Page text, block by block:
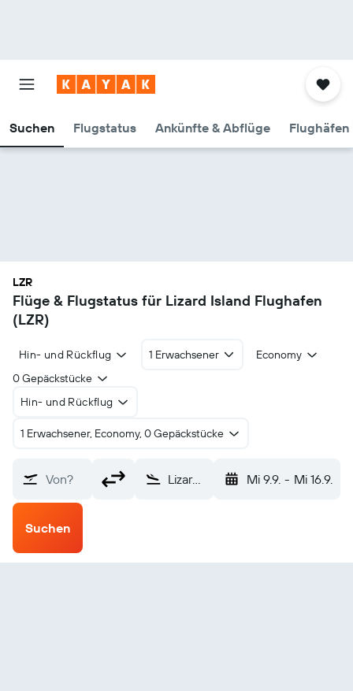
Suchen Flugstatus Ankünfte & Abflüge Flughäfen
LZR
Flüge & Flugstatus für Lizard Island Flughafen
(LZR)
Hin- und Rückflug 1 Erwachsener
Economy
0 Gepäckstücke
Hin- und Rückflug
1 Erwachsener, Economy, 0 Gepäckstücke
Von? Lizard Island (LZR) Mi 9.9. - Mi 16.9.
Suchen